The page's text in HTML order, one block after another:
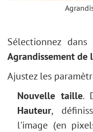
Réglage Niveaux
Installation sur
Installation sur
Effet vintage
Effet Bokeh
Tonification des
Nouvelle couleur
Sélection de
Retouche d'une
Sélectionnez
Agrandissement de
Ajustez les
Nouvelle taille.
Hauteur,
l'image (en